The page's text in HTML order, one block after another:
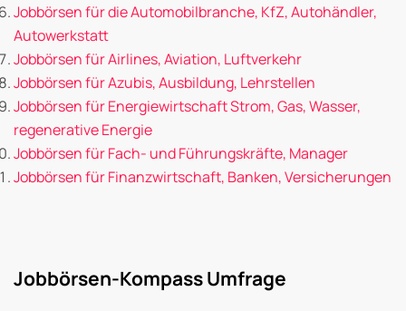
Jobbörsen für die Automobilbranche, KfZ, Autohändler,
Autowerkstatt
Jobbörsen für Airlines, Aviation, Luftverkehr
Jobbörsen für Azubis, Ausbildung, Lehrstellen
Jobbörsen für Energiewirtschaft Strom, Gas, Wasser,
regenerative Energie
Jobbörsen für Fach- und Führungskräfte, Manager
Jobbörsen für Finanzwirtschaft, Banken, Versicherungen
Jobbörsen-Kompass Umfrage